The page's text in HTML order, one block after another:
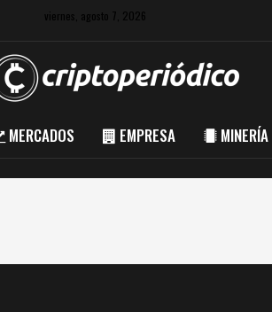
viernes, agosto 7, 2026
MERCADOS EMPRESA MINERÍA